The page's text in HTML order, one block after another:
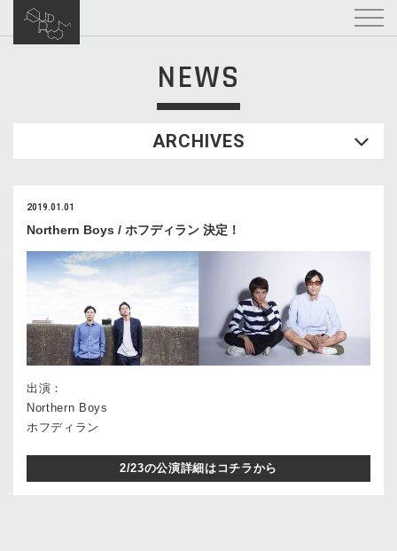
NEWS
ARCHIVES
2019.01.01
Northern Boys / ホフディラン 決定！
出演：
Northern Boys
ホフディラン
2/23の公演詳細はコチラから